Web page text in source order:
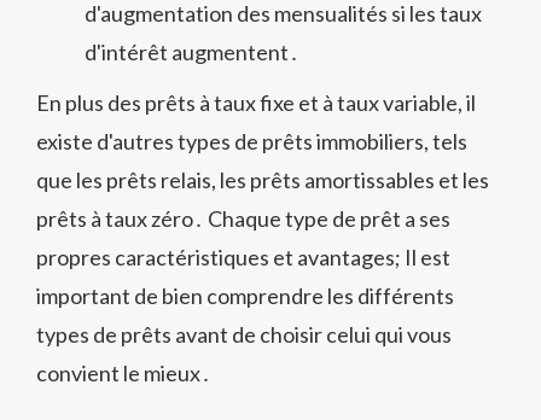
d'augmentation des mensualités si les taux
d'intérêt augmentent․
En plus des prêts à taux fixe et à taux variable, il
existe d'autres types de prêts immobiliers, tels
que les prêts relais, les prêts amortissables et les
prêts à taux zéro․ Chaque type de prêt a ses
propres caractéristiques et avantages; Il est
important de bien comprendre les différents
types de prêts avant de choisir celui qui vous
convient le mieux․